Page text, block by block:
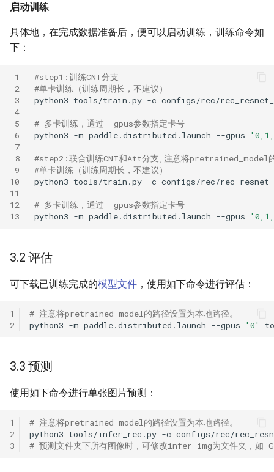
启动训练
具体地，在完成数据准备后，便可以启动训练，训练命令如
下：
1
2
3
4
5
6
7
8
9
10
11
12
13
#step1:训练CNT分支
#单卡训练（训练周期长，不建议）
python3 tools/train.py -c
# 多卡训练，通过--gpus参数指定卡号
python3 -m paddle.distributed.launch --gpus
#step2:联合训练CNT和Att分支,注意将pretrained_model
#单卡训练（训练周期长，不建议）
python3 tools/train.py -c configs/rec/
# 多卡训练，通过--gpus参数指定卡号
python3 -m paddle.distributed.launch --gpus
3.2 评估
可下载已训练完成的模型文件 ，使用如下命令进行评估：
1
2
# 注意将pretrained_model的路径设置为本地路径。
python3 -m paddle.distributed.launch --gpus '0'
3.3 预测
使用如下命令进行单张图片预测：
1
2
3
# 注意将pretrained_model的路径设置为本地路径。
python3 tools/infer_rec.py -c configs/rec/
# 预测文件夹下所有图像时，可修改infer_img为文件夹